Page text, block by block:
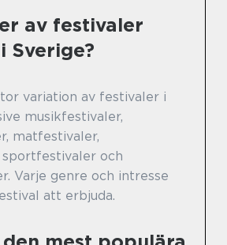
av festivaler
Sverige?
variation av festivaler i
musikfestivaler,
matfestivaler,
och
Varje genre och intresse
att erbjuda.